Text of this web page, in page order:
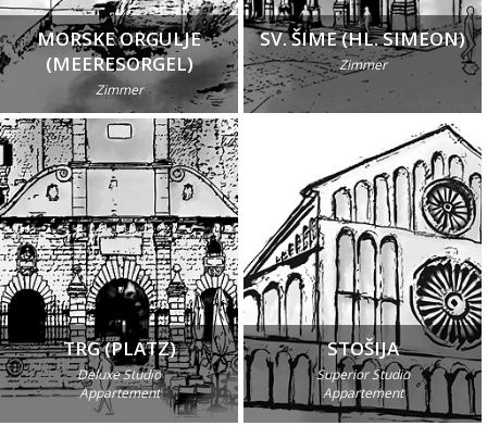
MORSKE ORGULJE
(MEERESORGEL)
Zimmer
SV. ŠIME (HL. SIMEON)
Zimmer
TRG (PLATZ)
Deluxe Studio
Appartement
STOŠIJA
Superior Studio
Appartement